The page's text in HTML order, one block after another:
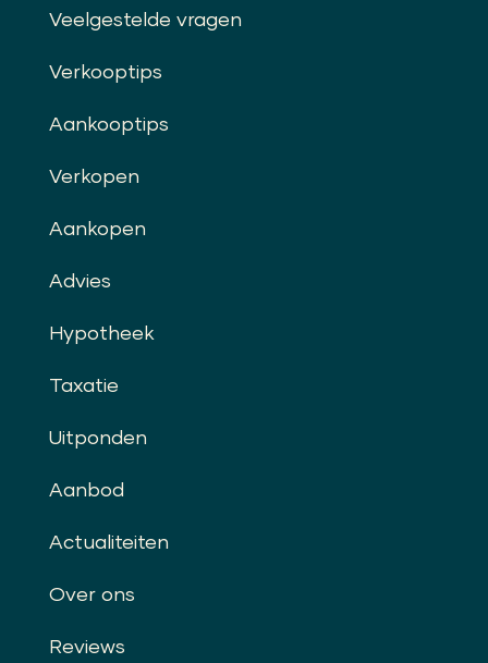
Veelgestelde vragen
Verkooptips
Aankooptips
Verkopen
Aankopen
Advies
Hypotheek
Taxatie
Uitponden
Aanbod
Actualiteiten
Over ons
Reviews